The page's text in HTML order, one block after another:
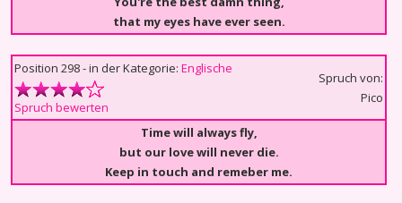
that my eyes have ever seen.
Position 298 - in der Kategorie: Englische
Spruch bewerten
Spruch von:
Pico
Time will always fly,
but our love will never die.
Keep in touch and remeber me.